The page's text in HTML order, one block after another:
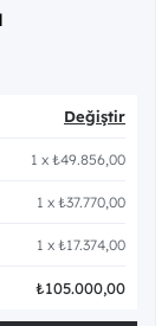
Değiştir
1 x ₺49.856,00
1 x ₺37.770,00
1 x ₺17.374,00
₺105.000,00